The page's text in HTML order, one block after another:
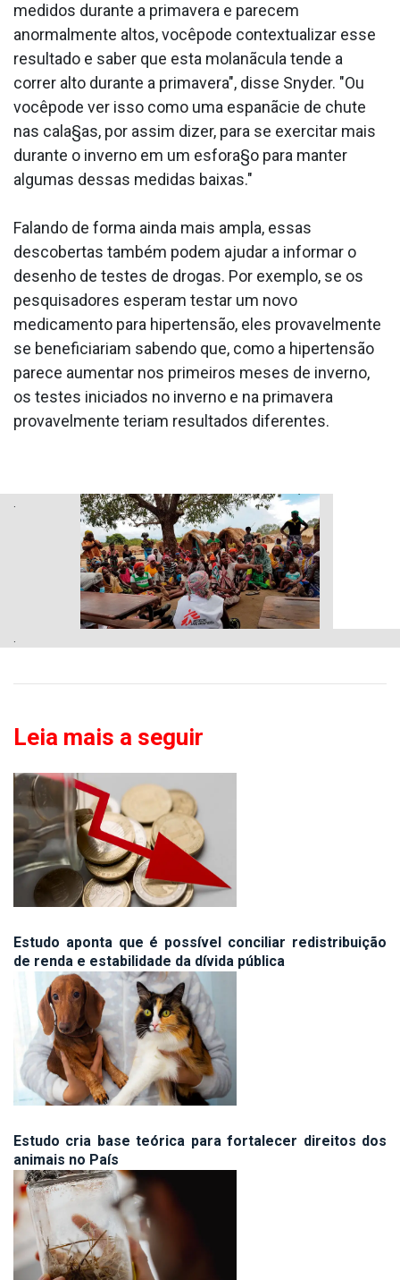
medidos durante a primavera e parecem
anormalmente altos, vocêpode contextualizar esse
resultado e saber que esta molanãcula tende a
correr alto durante a primavera", disse Snyder. "Ou
vocêpode ver isso como uma espanãcie de chute
nas cala§as, por assim dizer, para se exercitar mais
durante o inverno em um esfora§o para manter
algumas dessas medidas baixas."
Falando de forma ainda mais ampla, essas
descobertas também podem ajudar a informar o
desenho de testes de drogas. Por exemplo, se os
pesquisadores esperam testar um novo
medicamento para hipertensão, eles provavelmente
se beneficiariam sabendo que, como a hipertensão
parece aumentar nos primeiros meses de inverno,
os testes iniciados no inverno e na primavera
provavelmente teriam resultados diferentes.
.
Leia mais a seguir
Estudo aponta que é possível conciliar redistribuição
de renda e estabilidade da dívida pública
Estudo cria base teórica para fortalecer direitos dos
animais no País